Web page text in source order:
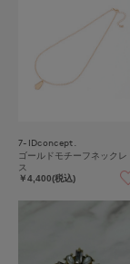
7-IDconcept.
ゴールドモチーフネックレ
ス
￥4,400(税込)